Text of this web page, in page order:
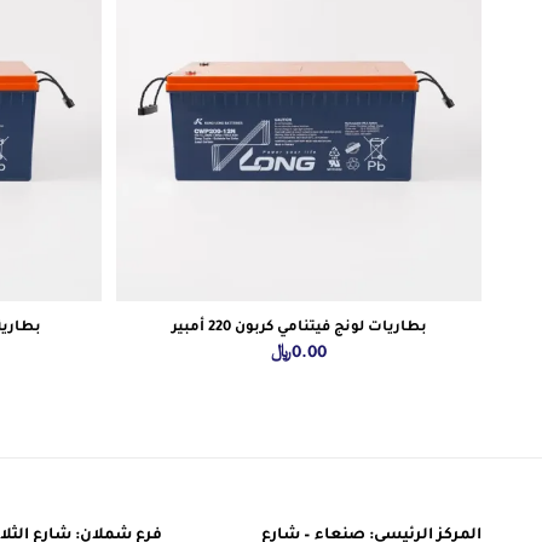
بطاريات لونج فيتنامي كربون 220 أمبير
0.00﷼
بطارية
المركز الرئيسي: صنعاء – شارع فرع شملان: شارع